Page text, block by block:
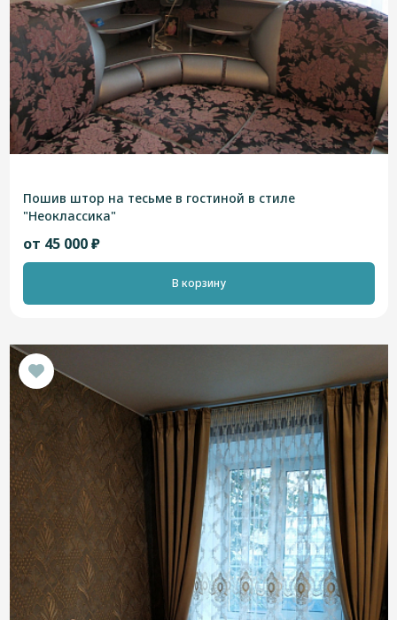
Пошив штор на тесьме в гостиной в стиле
"Неоклассика"
от 45 000 ₽
В корзину